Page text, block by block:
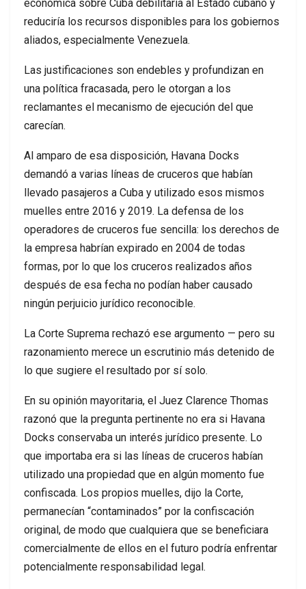
económica sobre Cuba debilitaría al Estado cubano y
reduciría los recursos disponibles para los gobiernos
aliados, especialmente Venezuela.
Las justificaciones son endebles y profundizan en
una política fracasada, pero le otorgan a los
reclamantes el mecanismo de ejecución del que
carecían.
Al amparo de esa disposición, Havana Docks
demandó a varias líneas de cruceros que habían
llevado pasajeros a Cuba y utilizado esos mismos
muelles entre 2016 y 2019. La defensa de los
operadores de cruceros fue sencilla: los derechos de
la empresa habrían expirado en 2004 de todas
formas, por lo que los cruceros realizados años
después de esa fecha no podían haber causado
ningún perjuicio jurídico reconocible.
La Corte Suprema rechazó ese argumento — pero su
razonamiento merece un escrutinio más detenido de
lo que sugiere el resultado por sí solo.
En su opinión mayoritaria, el Juez Clarence Thomas
razonó que la pregunta pertinente no era si Havana
Docks conservaba un interés jurídico presente. Lo
que importaba era si las líneas de cruceros habían
utilizado una propiedad que en algún momento fue
confiscada. Los propios muelles, dijo la Corte,
permanecían “contaminados” por la confiscación
original, de modo que cualquiera que se beneficiara
comercialmente de ellos en el futuro podría enfrentar
potencialmente responsabilidad legal.